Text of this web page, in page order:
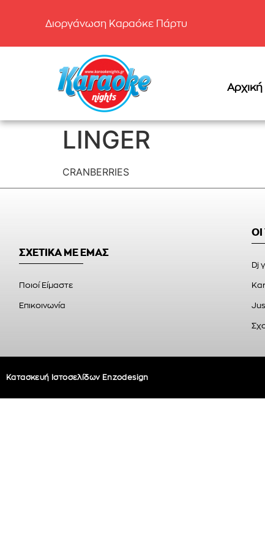
Διοργάνωση Καραόκε Πάρτυ
Αρχική
LINGER
CRANBERRIES
ΣΧΕΤΙΚΑ ΜΕ ΕΜΑΣ
Ποιοί Είμαστε
Επικοινωνία
Dj
Κατασκευή Ιστοσελίδων Enzodesign